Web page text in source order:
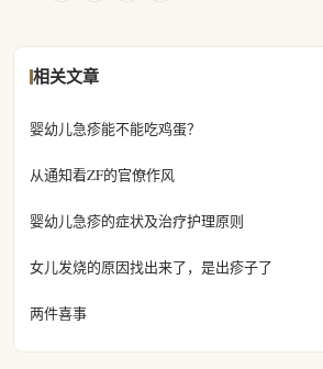
相关文章
婴幼儿急疹能不能吃鸡蛋？
从通知看ZF的官僚作风
婴幼儿急疹的症状及治疗护理原则
女儿发烧的原因找出来了，是出疹子了
两件喜事